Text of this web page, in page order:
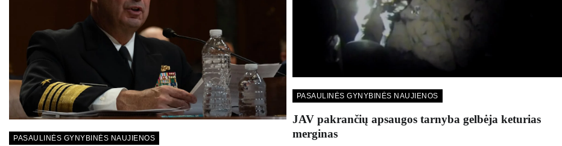
PASAULINĖS GYNYBINĖS NAUJIENOS
PASAULINĖS GYNYBINĖS NAUJIENOS
JAV pakrančių apsaugos tarnyba gelbėja keturias
merginas